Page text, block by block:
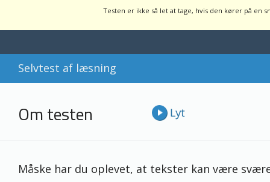
Selvtest af læsning
Om testen
Måske har du oplevet, at tekster kan være
Testen er ikke så let at tage, hvis den kører på en